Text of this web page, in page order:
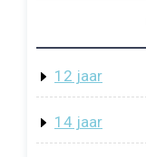
12 jaar
14 jaar